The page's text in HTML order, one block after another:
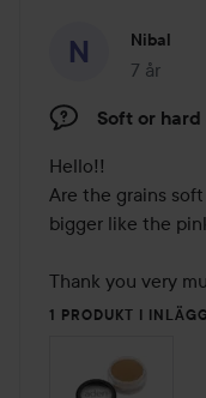
Nibal
7 år
Inlägget
Soft or
Hello!!
Are the grains
bigger like the
Thank you very
1 PRODUKT I